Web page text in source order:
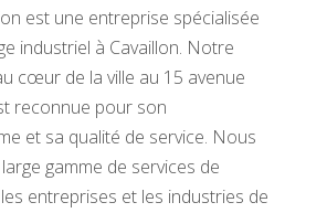
est une entreprise spécialisée
industriel à Cavaillon. Notre
cœur de la ville au 15 avenue
reconnue pour son
et sa qualité de service. Nous
gamme de services de
entreprises et les industries de